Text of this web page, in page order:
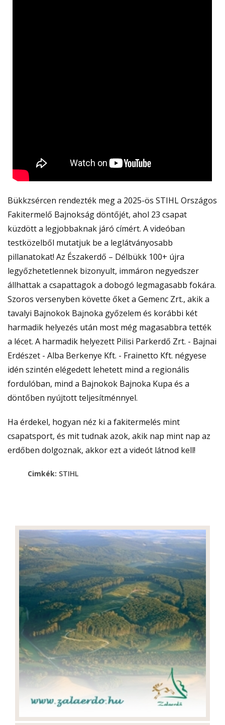
Bükkzsércen rendezték meg a 2025-ös STIHL Országos
Fakitermelő Bajnokság döntőjét, ahol 23 csapat
küzdött a legjobbaknak járó címért. A videóban
testközelből mutatjuk be a leglátványosabb
pillanatokat! Az Északerdő – Délbükk 100+ újra
legyőzhetetlennek bizonyult, immáron negyedszer
állhattak a csapattagok a dobogó legmagasabb fokára.
Szoros versenyben követte őket a Gemenc Zrt., akik a
tavalyi Bajnokok Bajnoka győzelem és korábbi két
harmadik helyezés után most még magasabbra tették
a lécet. A harmadik helyezett Pilisi Parkerdő Zrt. - Bajnai
Erdészet - Alba Berkenye Kft. - Frainetto Kft. négyese
idén szintén elégedett lehetett mind a regionális
fordulóban, mind a Bajnokok Bajnoka Kupa és a
döntőben nyújtott teljesítménnyel.
Ha érdekel, hogyan néz ki a fakitermelés mint
csapatsport, és mit tudnak azok, akik nap mint nap az
erdőben dolgoznak, akkor ezt a videót látnod kell!
Cimkék: STIHL